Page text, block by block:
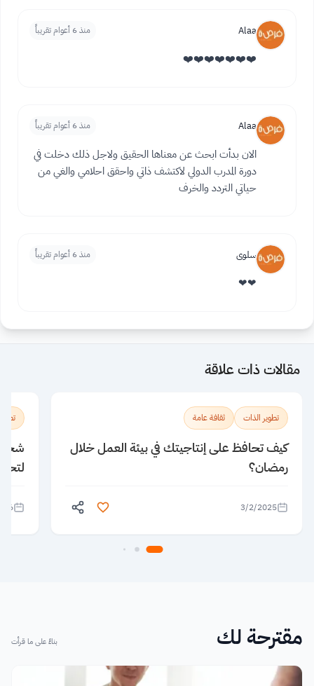
Alaa منذ 6 أعوام تقريباً
❤️❤️❤️❤️❤️❤️❤️
Alaa منذ 6 أعوام تقريباً
الان بدأت ابحث عن معناها الحقيق ولاجل ذلك دخلت في
دورة المدرب الدولي لاكتشف ذاتي واحقق احلامي والغي من
حياتي التردد والخرف
سلوى منذ 6 أعوام تقريباً
❤❤
مقالات ذات علاقة
تطوير الذات ثقافة عامة
كيف تحافظ على إنتاجيتك في بيئة العمل خلال
رمضان؟
3/2/2025
مقترحة لك بناءً على ما قرأت